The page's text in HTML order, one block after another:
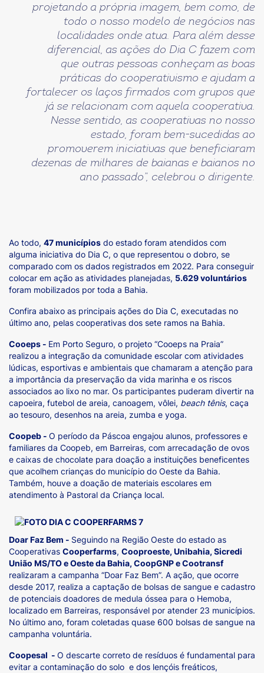
projetando a própria imagem, bem como, de
todo o nosso modelo de negócios nas
localidades onde atua. Para além desse
diferencial, as ações do Dia C fazem com
que outras pessoas conheçam as boas
práticas do cooperativismo e ajudam a
fortalecer os laços firmados com grupos que
já se relacionam com aquela cooperativa.
Nesse sentido, as cooperativas no nosso
estado, foram bem-sucedidas ao
promoverem iniciativas que beneficiaram
dezenas de milhares de baianas e baianos no
ano passado”, celebrou o dirigente.
Ao todo, 47 municípios do estado foram atendidos com
alguma iniciativa do Dia C, o que representou o dobro, se
comparado com os dados registrados em 2022. Para conseguir
colocar em ação as atividades planejadas, 5.629 voluntários
foram mobilizados por toda a Bahia.
Confira abaixo as principais ações do Dia C, executadas no
último ano, pelas cooperativas dos sete ramos na Bahia.
Cooeps - Em Porto Seguro, o projeto “Cooeps na Praia”
realizou a integração da comunidade escolar com atividades
lúdicas, esportivas e ambientais que chamaram a atenção para
a importância da preservação da vida marinha e os riscos
associados ao lixo no mar. Os participantes puderam divertir na
capoeira, futebol de areia, canoagem, vôlei, beach tênis, caça
ao tesouro, desenhos na areia, zumba e yoga.
Coopeb - O período da Páscoa engajou alunos, professores e
familiares da Coopeb, em Barreiras, com arrecadação de ovos
e caixas de chocolate para doação a instituições beneficentes
que acolhem crianças do município do Oeste da Bahia.
Também, houve a doação de materiais escolares em
atendimento à Pastoral da Criança local.
Doar Faz Bem - Seguindo na Região Oeste do estado as
Cooperativas Cooperfarms, Cooproeste, Unibahia, Sicredi
União MS/TO e Oeste da Bahia, CoopGNP e Cootransf
realizaram a campanha “Doar Faz Bem”. A ação, que ocorre
desde 2017, realiza a captação de bolsas de sangue e cadastro
de potenciais doadores de medula óssea para o Hemoba,
localizado em Barreiras, responsável por atender 23 municípios.
No último ano, foram coletadas quase 600 bolsas de sangue na
campanha voluntária.
Coopesal - O descarte correto de resíduos é fundamental para
evitar a contaminação do solo e dos lençóis freáticos,